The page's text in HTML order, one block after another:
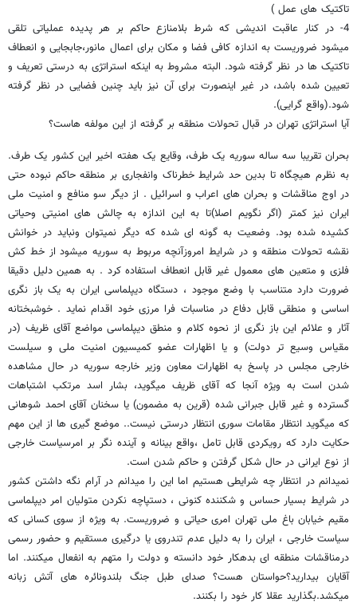
تاکتیک های عمل )
4- در کنار عاقبت اندیشی که شرط بلامنازع حاکم بر هر پدیده عملیاتی تلقی
میشود ضروریست به اندازه کافی فضا و مکان برای اعمال مانور،جابجایی و انعطاف
تاکتیک ها در نظر گرفته شود. البته مشروط به اینکه استراتژی به درستی تعریف و
تعیین شده باشد، در غیر اینصورت برای آن نیز باید چنین فضایی در نظر گرفته
شود.(واقع گرایی).
آیا استراتژی تهران در قبال تحولات منطقه بر گرفته از این مولفه هاست؟
بحران تقریبا سه ساله سوریه یک طرف، وقایع یک هفته اخیر این کشور یک طرف.
به نظرم هیچگاه تا بدین حد شرایط خطرناک وانفجاری بر منطقه حاکم نبوده حتی
در اوج مناقشات و بحران های اعراب و اسرائیل . از دیگر سو منافع و امنیت ملی
ایران نیز کمتر (اگر نگویم اصلا)تا به این اندازه به چالش های امنیتی وحیاتی
کشیده شده بود. وضعیت به گونه ای شده که دیگر نمیتوان ونباید در خوانش
نقشه تحولات منطقه و در شرایط امروزآنچه مربوط به سوریه میشود از خط کش
فلزی و متعین های معمول غیر قابل انعطاف استفاده کرد . به همین دلیل دقیقا
ضرورت دارد متناسب با وضع موجود ، دستگاه دیپلماسی ایران به یک باز نگری
اساسی و منطقی قابل دفاع در مناسبات فرا مرزی خود اقدام نماید . خوشبختانه
آثار و علائم این باز نگری از نحوه کلام و منطق دیپلماسی مواضع آقای ظریف (در
مقیاس وسیع تر دولت) و یا اظهارات عضو کمیسیون امنیت ملی و سیلست
خارجی مجلس در پاسخ به اظهارات معاون وزیر خارجه سوریه در حال مشاهده
شدن است به ویژه آنجا که آقای ظریف میگوید، بشار اسد مرتکب اشتباهات
گسترده و غیر قابل جبرانی شده (قرین به مضمون) یا سخنان آقای احمد شوهانی
که میگوید انتظار مقامات سوری انتظار درستی نیست.. موضع گیری ها از این مهم
حکایت دارد که رویکردی قابل تامل ،واقع بینانه و آینده نگر بر امرسیاست خارجی
از نوع ایرانی در حال شکل گرفتن و حاکم شدن است.
نمیدانم در انتظار چه شرایطی هستیم اما این را میدانم در آرام نگه داشتن کشور
در شرایط بسیار حساس و شکننده کنونی ، دستپاچه نکردن متولیان امر دیپلماسی
مقیم خیابان باغ ملی تهران امری حیاتی و ضروریست. به ویژه از سوی کسانی که
سیاست خارجی ، ایران را به دلیل عدم تندروی یا درگیری مستقیم و حضور رسمی
درمناقشات منطقه ای بدهکار خود دانسته و دولت را متهم به انفعال میکنند. اما
آقایان بیدارید؟حواستان هست؟ صدای طبل جنگ بلندونائره های آتش زبانه
میکشد.بگذارید عقلا کار خود را بکنند.